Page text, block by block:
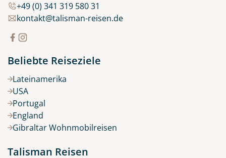
+49 (0) 341 319 580 31
kontakt@talisman-reisen.de
Beliebte Reiseziele
Lateinamerika
USA
Portugal
England
Gibraltar Wohnmobilreisen
Talisman Reisen